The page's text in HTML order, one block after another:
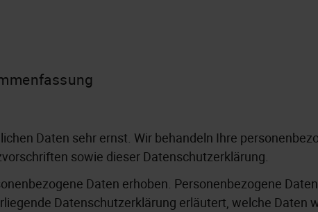
Daten sehr ernst. Wir behandeln Ihre
sowie dieser Datenschutzerklärung.
Daten erhoben. Personenbezogene
Datenschutzerklärung erläutert, welche Daten